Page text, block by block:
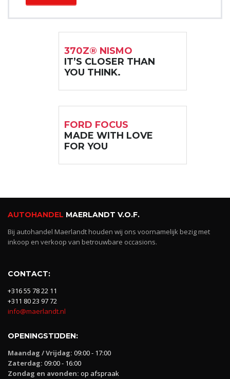
370Z® NISMO
IT’S CLOSER THAN
YOU THINK.
FORD FOCUS
MADE WITH LOVE
FOR YOU
AUTOHANDEL MAERLANDT V.O.F.
Bij autohandel Maerlandt houden wij ons voornamelijk bezig met
inkoop en verkoop van betrouwbare occasions.
CONTACT:
+316 55 78 22 11
+311 80 23 97 72
info@maerlandt.nl
OPENINGSTIJDEN:
Maandag / Vrijdag: 09:00 - 17:00
Zaterdag: 09:00 - 16:00
Zondag en avonden: op afspraak